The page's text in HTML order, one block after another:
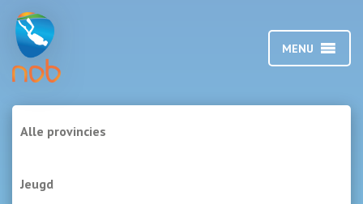
MENU
provincies
doelgroepen